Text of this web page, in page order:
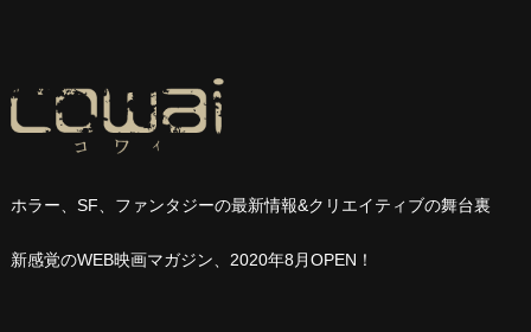
ホラー、SF、ファンタジーの最新情報&クリエイティブの舞台裏
新感覚のWEB映画マガジン、2020年8月OPEN ！